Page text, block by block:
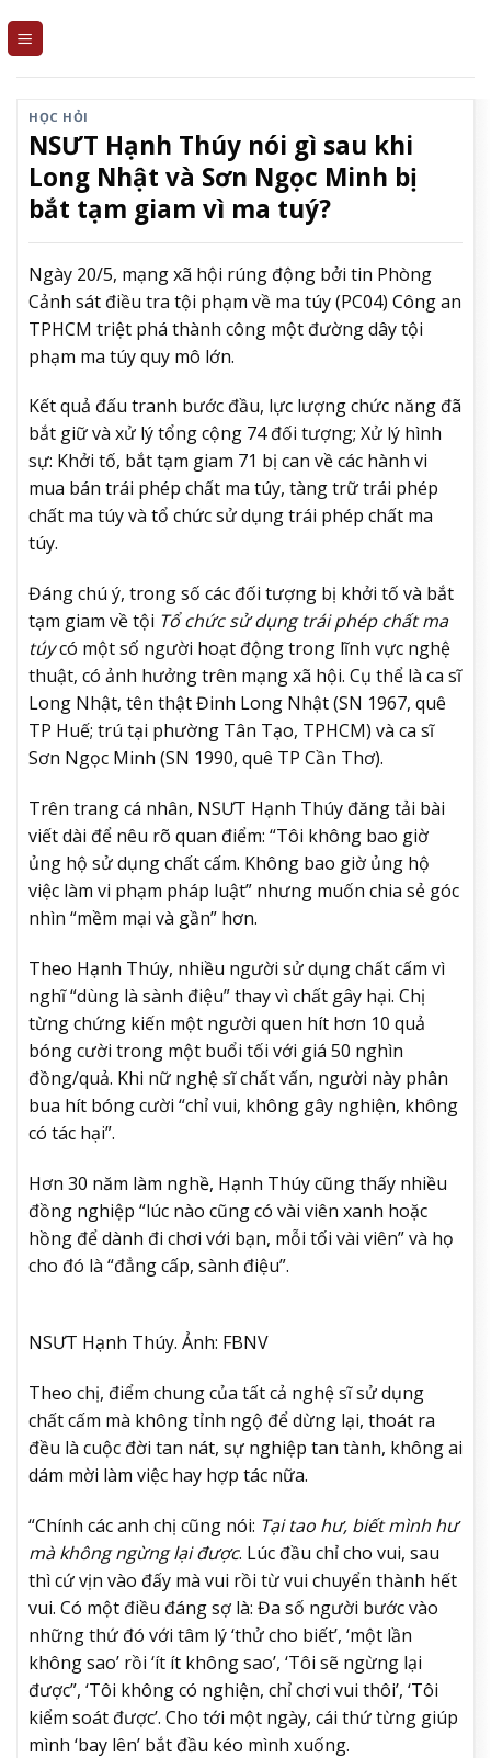
HỌC HỎI
NSƯT Hạnh Thúy nói gì sau khi
Long Nhật và Sơn Ngọc Minh bị
bắt tạm giam vì ma tuý?
Ngày 20/5, mạng xã hội rúng động bởi tin Phòng
Cảnh sát điều tra tội phạm về ma túy (PC04) Công an
TPHCM triệt phá thành công một đường dây tội
phạm ma túy quy mô lớn.
Kết quả đấu tranh bước đầu, lực lượng chức năng đã
bắt giữ và xử lý tổng cộng 74 đối tượng; Xử lý hình
sự: Khởi tố, bắt tạm giam 71 bị can về các hành vi
mua bán trái phép chất ma túy, tàng trữ trái phép
chất ma túy và tổ chức sử dụng trái phép chất ma
túy.
Đáng chú ý, trong số các đối tượng bị khởi tố và bắt
tạm giam về tội Tổ chức sử dụng trái phép chất ma
túycó một số người hoạt động trong lĩnh vực nghệ
thuật, có ảnh hưởng trên mạng xã hội. Cụ thể là ca sĩ
Long Nhật, tên thật Đinh Long Nhật (SN 1967, quê
TP Huế; trú tại phường Tân Tạo, TPHCM) và ca sĩ
Sơn Ngọc Minh (SN 1990, quê TP Cần Thơ).
Trên trang cá nhân, NSƯT Hạnh Thúy đăng tải bài
viết dài để nêu rõ quan điểm: “Tôi không bao giờ
ủng hộ sử dụng chất cấm. Không bao giờ ủng hộ
việc làm vi phạm pháp luật” nhưng muốn chia sẻ góc
nhìn “mềm mại và gần” hơn.
Theo Hạnh Thúy, nhiều người sử dụng chất cấm vì
nghĩ “dùng là sành điệu” thay vì chất gây hại. Chị
từng chứng kiến một người quen hít hơn 10 quả
bóng cười trong một buổi tối với giá 50 nghìn
đồng/quả. Khi nữ nghệ sĩ chất vấn, người này phân
bua hít bóng cười “chỉ vui, không gây nghiện, không
có tác hại”.
Hơn 30 năm làm nghề, Hạnh Thúy cũng thấy nhiều
đồng nghiệp “lúc nào cũng có vài viên xanh hoặc
hồng để dành đi chơi với bạn, mỗi tối vài viên” và họ
cho đó là “đẳng cấp, sành điệu”.
NSƯT Hạnh Thúy. Ảnh: FBNV
Theo chị, điểm chung của tất cả nghệ sĩ sử dụng
chất cấm mà không tỉnh ngộ để dừng lại, thoát ra
đều là cuộc đời tan nát, sự nghiệp tan tành, không ai
dám mời làm việc hay hợp tác nữa.
“Chính các anh chị cũng nói: Tại tao hư, biết mình hư
mà không ngừng lại được. Lúc đầu chỉ cho vui, sau
thì cứ vịn vào đấy mà vui rồi từ vui chuyển thành hết
vui. Có một điều đáng sợ là: Đa số người bước vào
những thứ đó với tâm lý ‘thử cho biết’, ‘một lần
không sao’ rồi ‘ít ít không sao’, ‘Tôi sẽ ngừng lại
được”, ‘Tôi không có nghiện, chỉ chơi vui thôi’, ‘Tôi
kiểm soát được’. Cho tới một ngày, cái thứ từng giúp
mình ‘bay lên’ bắt đầu kéo mình xuống.